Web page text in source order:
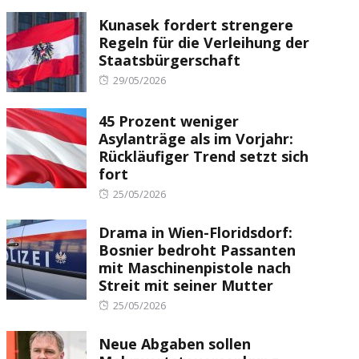
Kunasek fordert strengere
Regeln für die Verleihung der
Staatsbürgerschaft
Posted
29/05/2026
45 Prozent weniger
Asylanträge als im Vorjahr:
Rückläufiger Trend setzt sich
fort
Posted
25/05/2026
Drama in Wien-Floridsdorf:
Bosnier bedroht Passanten
mit Maschinenpistole nach
Streit mit seiner Mutter
Posted
25/05/2026
Neue Abgaben sollen